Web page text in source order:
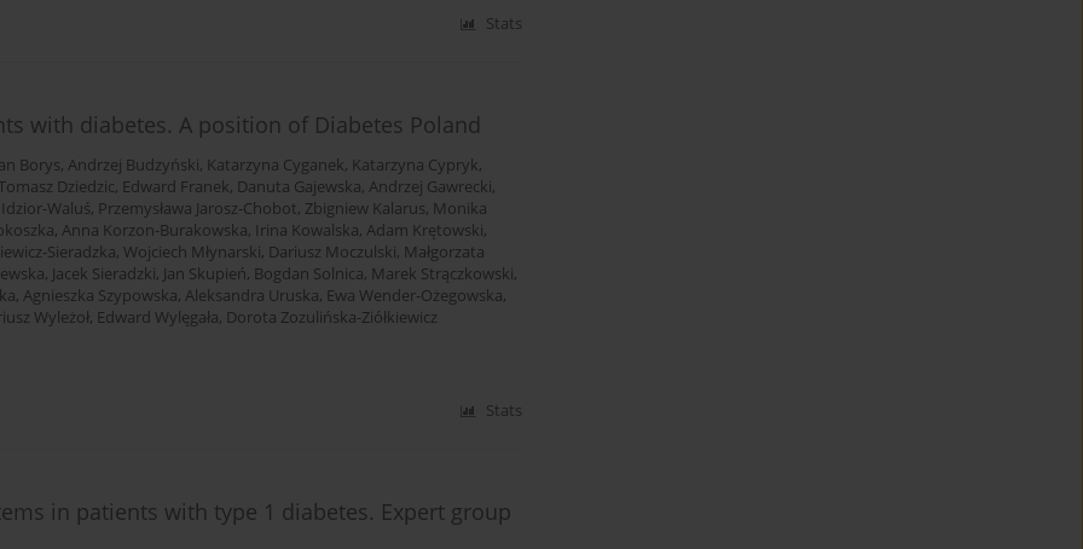
Stats
with diabetes. A position of Diabetes Poland
Borys, Andrzej Budzyński, Katarzyna Cyganek, Katarzyna Cypryk,
Dziedzic, Edward Franek, Danuta Gajewska, Andrzej Gawrecki,
Waluś, Przemysława Jarosz-Chobot, Zbigniew Kalarus, Monika
, Anna Korzon-Burakowska, Irina Kowalska, Adam Krętowski,
Sieradzka, Wojciech Młynarski, Dariusz Moczulski, Małgorzata
, Jacek Sieradzki, Jan Skupień, Bogdan Solnica, Marek Strączkowski,
, Agnieszka Szypowska, Aleksandra Uruska, Ewa Wender-Ożegowska,
Wyleżoł, Edward Wylęgała, Dorota Zozulińska-Ziółkiewicz
Stats
in patients with type 1 diabetes. Expert group